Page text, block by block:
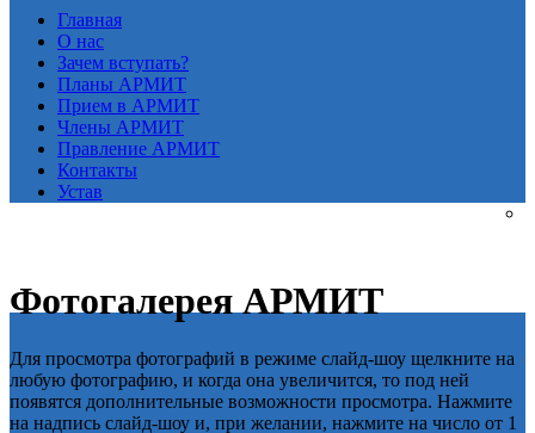
Главная
О нас
Зачем вступать?
Планы АРМИТ
Прием в АРМИТ
Члены АРМИТ
Правление АРМИТ
Контакты
Устав
Фотогалерея АРМИТ
Для просмотра фотографий в режиме слайд-шоу щелкните на
любую фотографию, и когда она увеличится, то под ней
появятся дополнительные возможности просмотра. Нажмите
на надпись слайд-шоу и, при желании, нажмите на число от 1